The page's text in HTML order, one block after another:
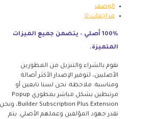
الوصف
مراجعات0
100% أصلي – يتضمن جميع الميزات
المتميزة.
نقوم بالشراء والتنزيل من المطورين
الأصليين، لتوفير الإصدار الأكثر أصالة
ومناسبة. ملاحظة: نحن لسنا تابعين أو
مرتبطين بشكل مباشر بمطوري Popup
Builder Subscription Plus Extension، ونحن
نقدر جهود المؤلفين وعملهم الأصلي. يتم